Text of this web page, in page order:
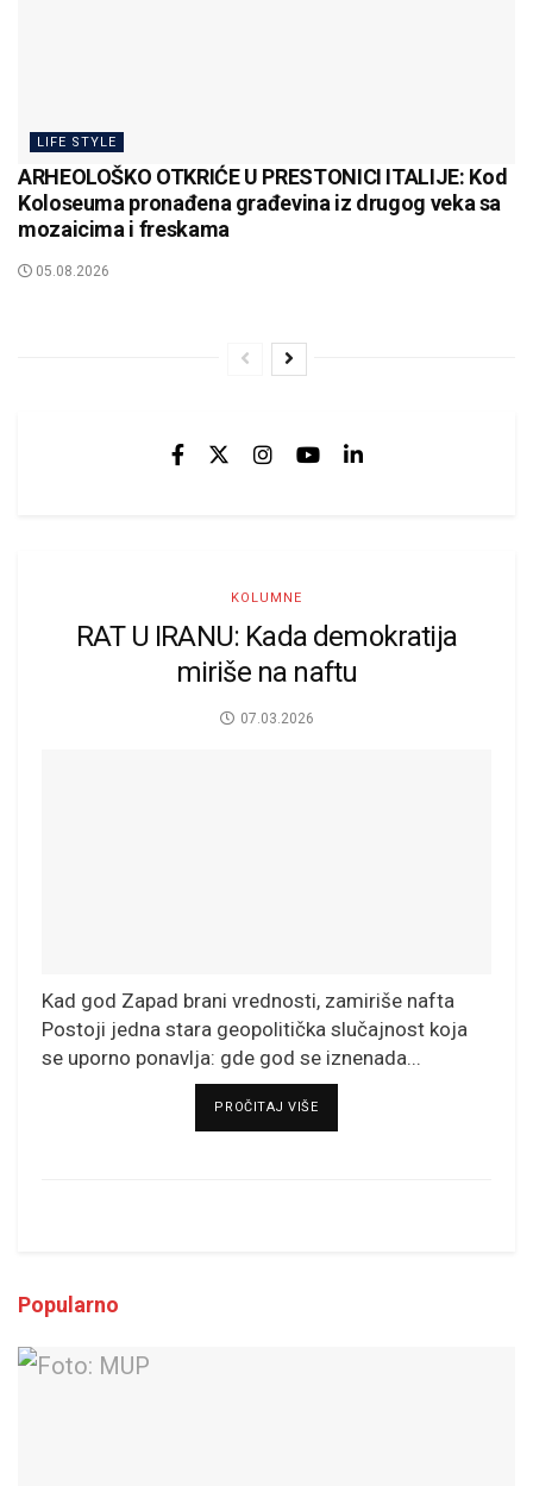
LIFE STYLE
ARHEOLOŠKO OTKRIĆE U PRESTONICI ITALIJE: Kod
Koloseuma pronađena građevina iz drugog veka sa
mozaicima i freskama
05.08.2026
KOLUMNE
RAT U IRANU: Kada demokratija
miriše na naftu
07.03.2026
Kad god Zapad brani vrednosti, zamiriše nafta
Postoji jedna stara geopolitička slučajnost koja
se uporno ponavlja: gde god se iznenada...
PROČITAJ VIŠEDETAILS
Popularno